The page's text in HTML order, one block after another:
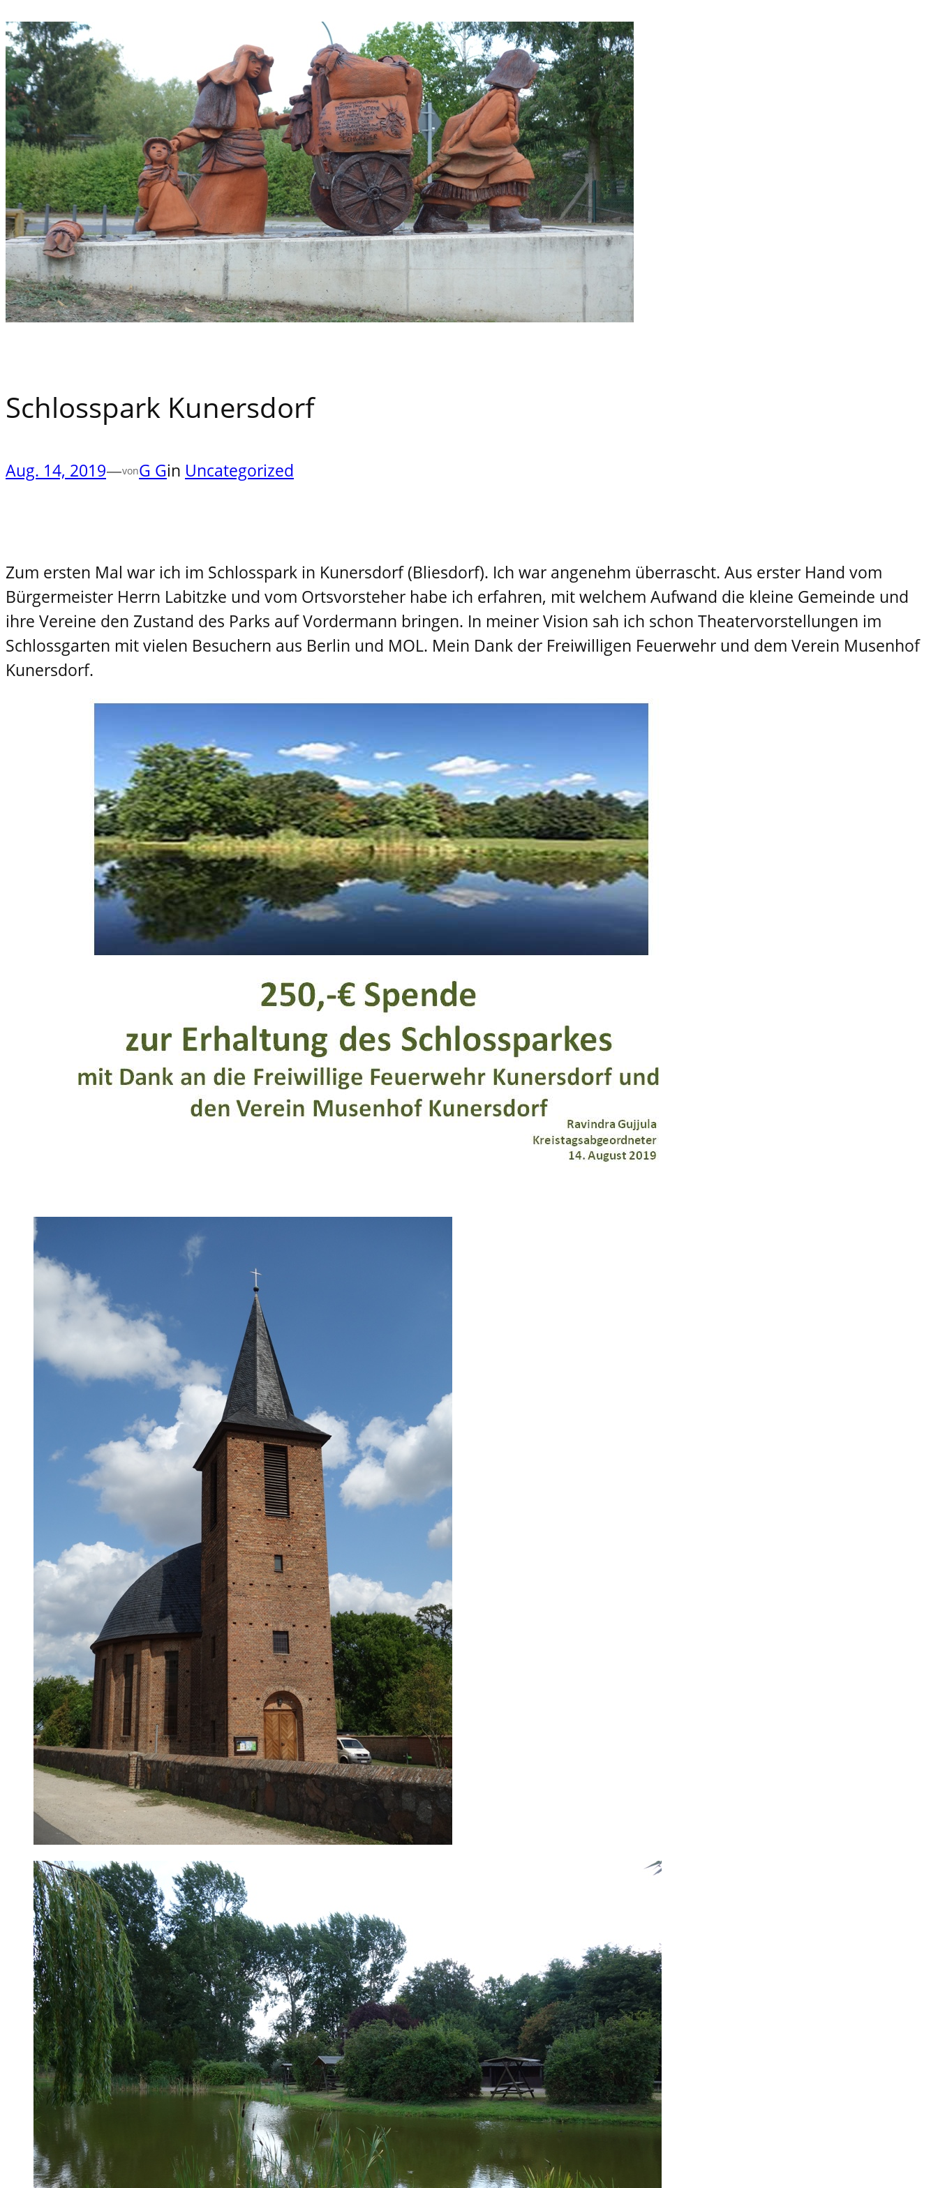
Schlosspark Kunersdorf
Aug. 14, 2019—vonG Gin Uncategorized
Zum ersten Mal war ich im Schlosspark in Kunersdorf (Bliesdorf). Ich war angenehm überrascht. Aus erster Hand vom
Bürgermeister Herrn Labitzke und vom Ortsvorsteher habe ich erfahren, mit welchem Aufwand die kleine Gemeinde und
ihre Vereine den Zustand des Parks auf Vordermann bringen. In meiner Vision sah ich schon Theatervorstellungen im
Schlossgarten mit vielen Besuchern aus Berlin und MOL. Mein Dank der Freiwilligen Feuerwehr und dem Verein Musenhof
Kunersdorf.